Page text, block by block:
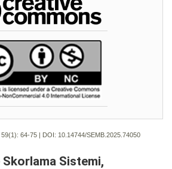
59(1): 64-75 | DOI: 10.14744/SEMB.2025.74050
Sistemi,